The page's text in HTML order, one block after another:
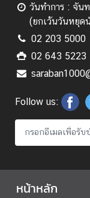
วันทำการ : จัน
(ยกเว้นวันหยุด
02 203 5000
02 643 5223
Follow us:
หน้าหลัก